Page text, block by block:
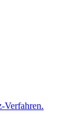
Verfahren.